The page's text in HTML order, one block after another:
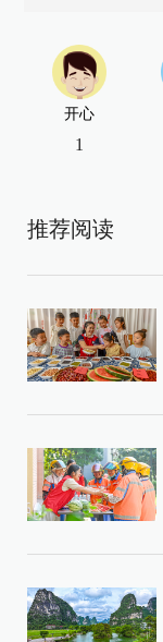
开心
1
推荐阅读